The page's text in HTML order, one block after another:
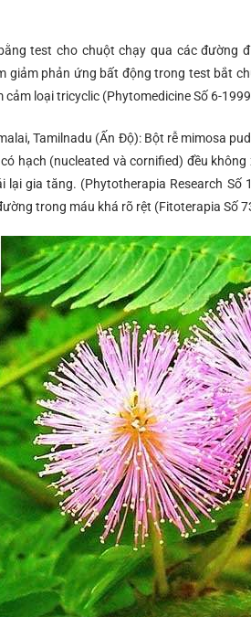
test cho chuột chạy qua các đường
phản ứng bất động trong test bắt
loại tricyclic (Phytomedicine Số 6-
Tamilnadu (Ấn Độ): Bột rễ mimosa
hạch (nucleated và cornified) đều
gia tăng. (Phytotherapia Research
trong máu khá rõ rệt (Fitoterapia Số